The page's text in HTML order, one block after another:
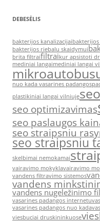
DEBESĖLIS
bakterijos kanalizacijai
bakterijos riebalu skaidymui
brita filtraifiltraikur apsistoti
mediniai langaimediniai langai
nuo kada vasarines padangos
plastikiniai langai vilniujeseo
seo optimizavimas
seo paslaugos
seo straipsniu
seo straipsniu
skelbimai nemokamai
vairavimo mokyklavairavimo
vandens filtravimo sistemos
vandens
vandens nugeležinimo
vasarines padangos internetu
vasarines padangos nuo kada
viesbuciai druskininkuose